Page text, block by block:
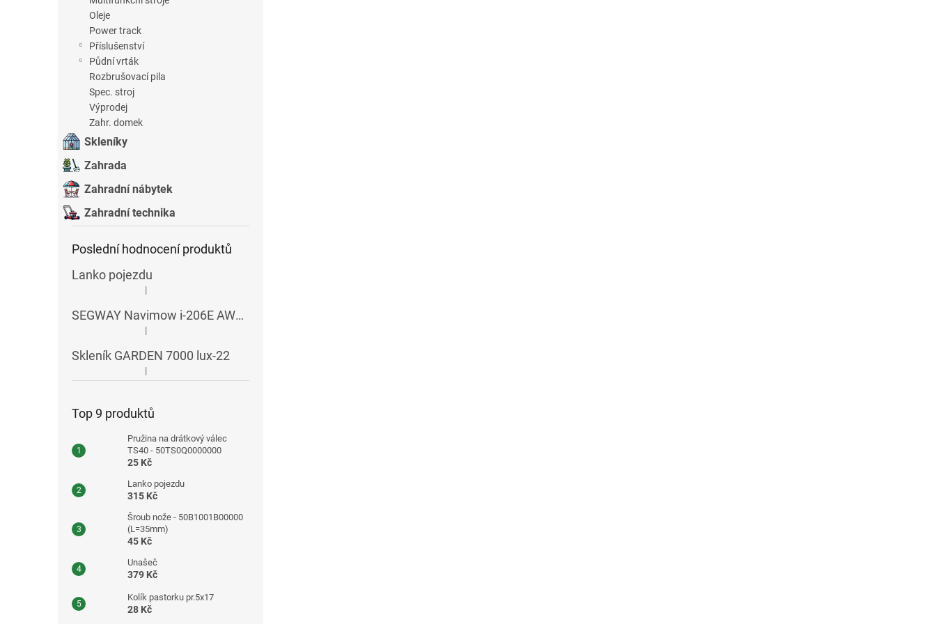
Oleje
Power track
Příslušenství
Půdní vrták
Rozbrušovací pila
Spec. stroj
Výprodej
Zahr. domek
Skleníky
Zahrada
Zahradní nábytek
Zahradní technika
Poslední hodnocení produktů
Lanko pojezdu
Hodnocení produktu je 5 z 5 hvězdiček.
|
SEGWAY Navimow i-206E AWD RTK
Hodnocení produktu je 5 z 5 hvězdiček.
|
Skleník GARDEN 7000 lux-22
Hodnocení produktu je 5 z 5 hvězdiček.
|
Top 9 produktů
Pružina na drátkový válec
TS40 - 50TS0Q0000000
25 Kč
Lanko pojezdu
315 Kč
Šroub nože - 50B1001B00000
(L=35mm)
45 Kč
Unašeč
379 Kč
Kolík pastorku pr.5x17
28 Kč